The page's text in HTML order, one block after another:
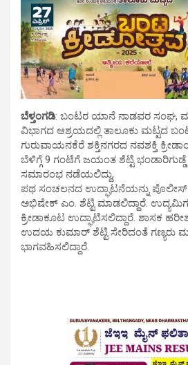
ಬೆಳ್ತಂಗಡಿ: ಬಂಟರ ಯಾನೆ ನಾಡವರ ಸಂಘ,
ವಿಭಾಗದ ಆಶ್ರಯದಲ್ಲಿ ತಾಲೂಕು ಮಟ್ಟದ
ಗುರುವಾಯನಕೆರೆ ಶಕ್ತಿನಗರದ ನವಶಕ್ತಿ
ಬೆಳಿಗ್ಗೆ 9 ಗಂಟೆಗೆ ಜಯಂತ ಶೆಟ್ಟಿ
ಸಮಾರಂಭ ನಡೆಯಲಿದ್ದು,
ಪಥ ಸಂಚಲನದ ಉದ್ಘಾಟನೆಯನ್ನು ಪೊಲೀಸ್
ಅಭಿಷೇಕ್ ಎಂ. ಶೆಟ್ಟಿ ಮಾಡಲಿದ್ದಾರೆ.
ಕ್ರೀಡಾಕೂಟ ಉದ್ಘಾಟಿಸಲಿದ್ದಾರೆ.‌ ಶಾಸಕ
ಉದಯ ಕುಮಾರ್ ಶೆಟ್ಟಿ ಸೇರಿದಂತೆ ಗಣ್ಯರು
ಭಾಗವಹಿಸಲಿದ್ದಾರೆ.